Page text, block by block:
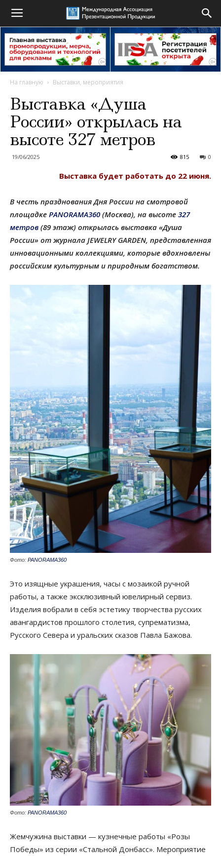
На главную Выставки, мероприятия
Выставка «Душа
России» открылась на
высоте 327 метров
19/06/2025 0
815
Выставка будет работать до 22 июня.
В честь празднования Дня России на смотровой
площадке PANORAMA360 (Москва), на высоте 327
метров (89 этаж) открылась выставка «Душа
России» от журнала JEWELRY GARDEN, представленная
инновационными коллекциями, которые вдохновлены
российским культурным и природным богатством.
Фото: PANORAMA360
Это изящные украшения, часы с мозаикой ручной
работы, а также эксклюзивный ювелирный сервиз.
Изделия вобрали в себя эстетику творчества русских
авангардистов прошлого столетия, супрематизма,
Русского Севера и уральских сказов Павла Бажова.
Фото: PANORAMA360
Жемчужина выставки — кузнечные работы «Розы
Победы» из серии «Стальной Донбасс». Мероприятие